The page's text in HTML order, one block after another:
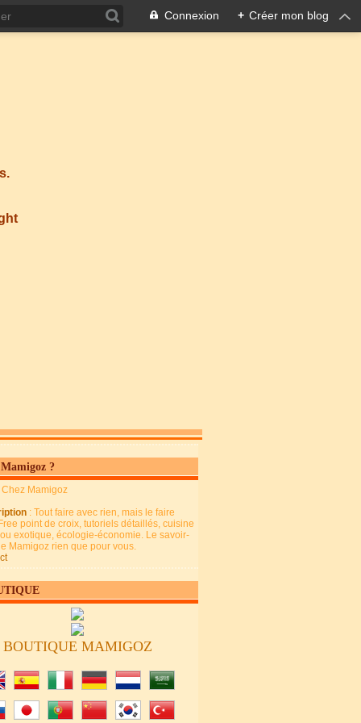
Connexion + Créer mon blog
?
Chez Mamigoz
: Tout faire avec rien, mais le faire
point de croix, tutoriels détaillés, cuisine
exotique, écologie-économie. Le savoir-
Mamigoz rien que pour vous.
BOUTIQUE MAMIGOZ